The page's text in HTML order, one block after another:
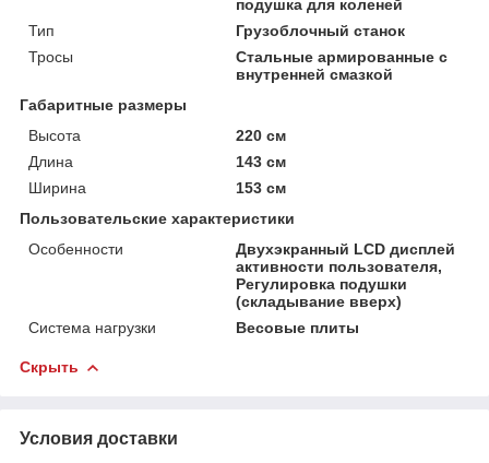
подушка для коленей
Тип
Грузоблочный станок
Тросы
Стальные армированные c
внутренней смазкой
Габаритные размеры
Высота
220 см
Длина
143 см
Ширина
153 см
Пользовательские характеристики
Особенности
Двухэкранный LCD дисплей
активности пользователя,
Регулировка подушки
(складывание вверх)
Система нагрузки
Весовые плиты
Скрыть
Условия доставки